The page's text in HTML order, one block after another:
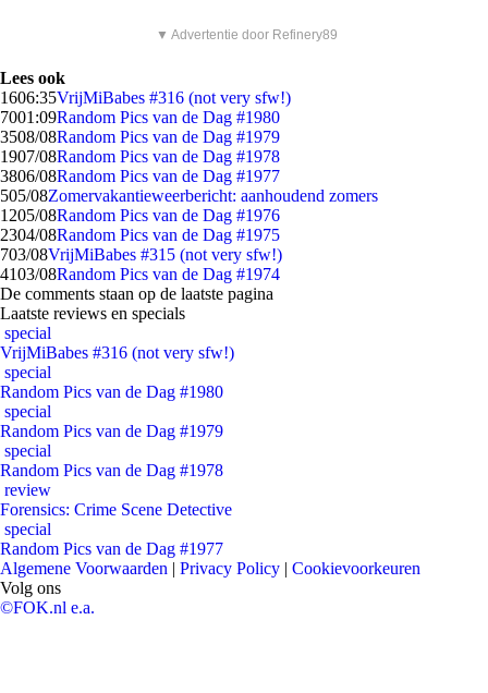
▼ Advertentie door Refinery89
Lees ook
1606:35VrijMiBabes #316 (not very sfw!)
7001:09Random Pics van de Dag #1980
3508/08Random Pics van de Dag #1979
1907/08Random Pics van de Dag #1978
3806/08Random Pics van de Dag #1977
505/08Zomervakantieweerbericht: aanhoudend zomers
1205/08Random Pics van de Dag #1976
2304/08Random Pics van de Dag #1975
703/08VrijMiBabes #315 (not very sfw!)
4103/08Random Pics van de Dag #1974
De comments staan op de laatste pagina
Laatste reviews en specials
special
VrijMiBabes #316 (not very sfw!)
special
Random Pics van de Dag #1980
special
Random Pics van de Dag #1979
special
Random Pics van de Dag #1978
review
Forensics: Crime Scene Detective
special
Random Pics van de Dag #1977
Algemene Voorwaarden | Privacy Policy | Cookievoorkeuren
Volg ons
©FOK.nl e.a.